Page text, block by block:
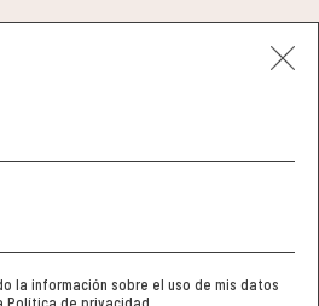
de compra
de cookies
la información sobre el uso de mis datos